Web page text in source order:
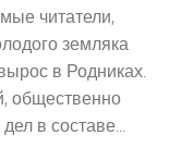
читатели,
земляка
в Родниках.
общественно
в составе...